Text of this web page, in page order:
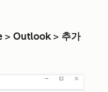
> Outlook> 추가